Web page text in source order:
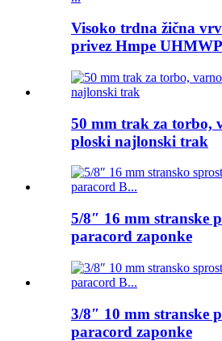
Visoko trdna žična
privez Hmpe
50 mm trak za torbo,
ploski najlonski trak
5/8″ 16 mm stranske
paracord zaponke
3/8″ 10 mm stranske
paracord zaponke